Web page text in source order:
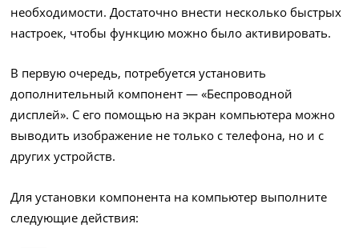
необходимости. Достаточно внести несколько быстрых
настроек, чтобы функцию можно было активировать.
В первую очередь, потребуется установить
дополнительный компонент — «Беспроводной
дисплей». С его помощью на экран компьютера можно
выводить изображение не только с телефона, но и с
других устройств.
Для установки компонента на компьютер выполните
следующие действия: